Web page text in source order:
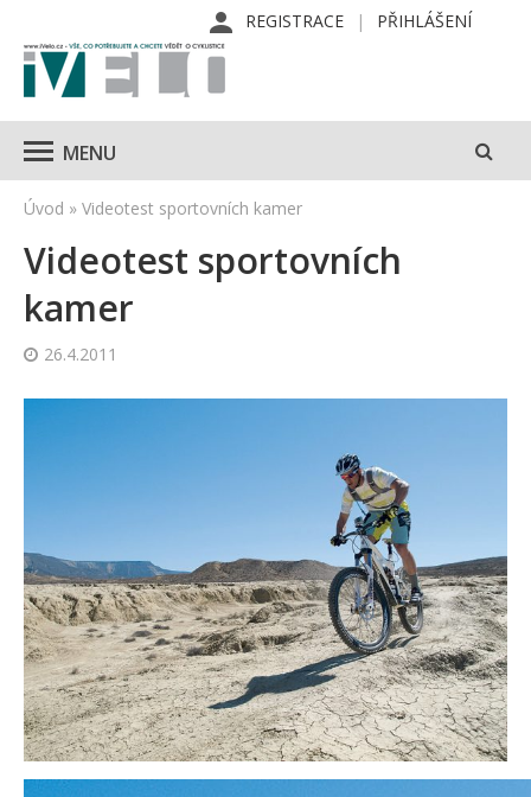
REGISTRACE PŘIHLÁŠENÍ
MENU
Úvod » Videotest sportovních kamer
Videotest sportovních
kamer
26.4.2011